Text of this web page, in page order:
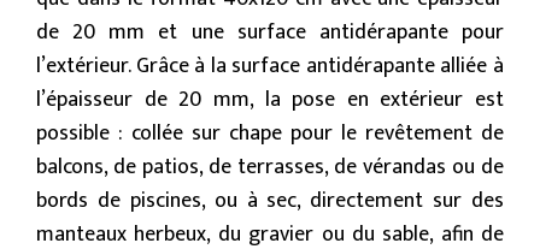
de 20 mm et une surface antidérapante pour
l’extérieur. Grâce à la surface antidérapante alliée à
l’épaisseur de 20 mm, la pose en extérieur est
possible : collée sur chape pour le revêtement de
balcons, de patios, de terrasses, de vérandas ou de
bords de piscines, ou à sec, directement sur des
manteaux herbeux, du gravier ou du sable, afin de